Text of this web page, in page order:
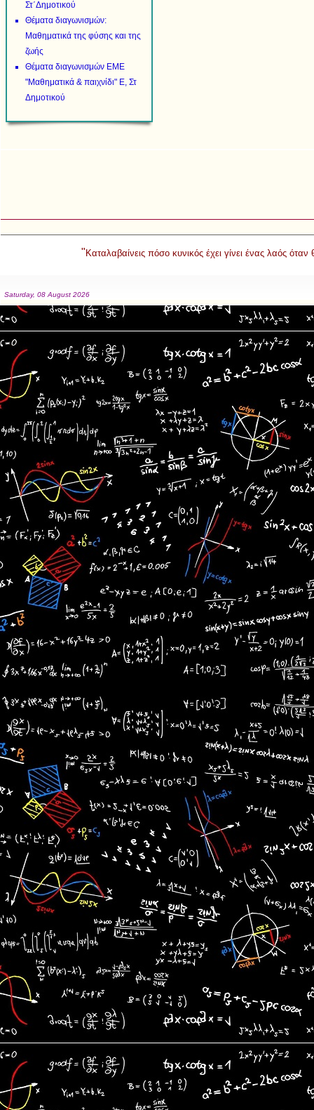
Στ΄Δημοτικού
Θέματα διαγωνισμών:
Μαθηματικά της φύσης και της
ζωής
Θέματα διαγωνισμών ΕΜΕ
"Μαθηματικά & παιχνίδι" Ε, Στ
Δημοτικού
" Καταλαβαίνεις πόσο κυνικός έχει γίνει ένας λαός
Saturday, 08 August 2026